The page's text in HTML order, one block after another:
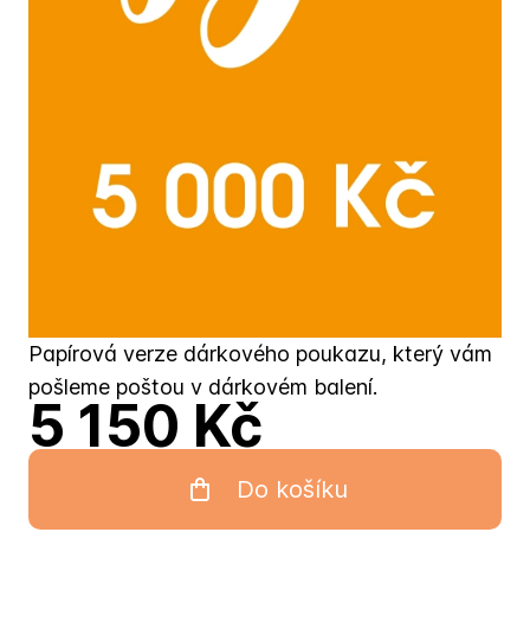
Papírová verze dárkového poukazu, který vám
pošleme poštou v dárkovém balení.
5 150 Kč
Do košíku